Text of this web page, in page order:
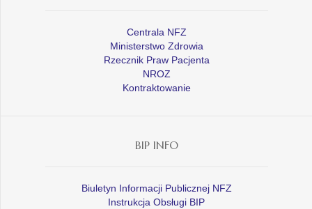
Centrala NFZ
Ministerstwo Zdrowia
Rzecznik Praw Pacjenta
NROZ
Kontraktowanie
BIP INFO
Biuletyn Informacji Publicznej NFZ
Instrukcja Obsługi BIP